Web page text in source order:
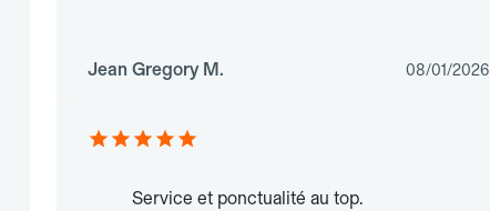
Jean Gregory M. 08/01/2026
Service et ponctualité au top.